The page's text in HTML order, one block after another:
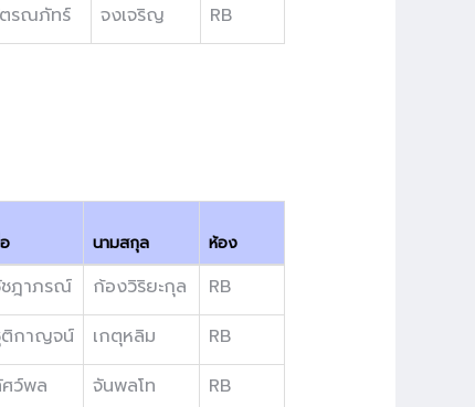
รณภัทร์ จงเจริญ RB
นามสกุล ห้อง
ฎาภรณ์ ก้องวิริยะกุล RB
กาญจน์ เกตุหลิม RB
ว์พล จันพลโท RB